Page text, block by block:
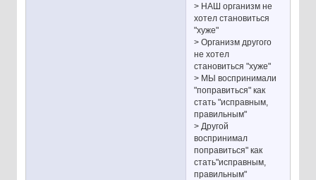
> НАШ организм не
хотел становиться
"хуже"
> Организм другого
нe хотел
становиться "хуже"
> МЫ воспринимали
"поправиться" как
стать "исправным,
правильным"
> Другой
воспринимал
поправиться" как
стать"исправным,
правильным"